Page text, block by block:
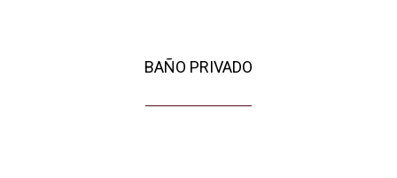
BAÑO PRIVADO